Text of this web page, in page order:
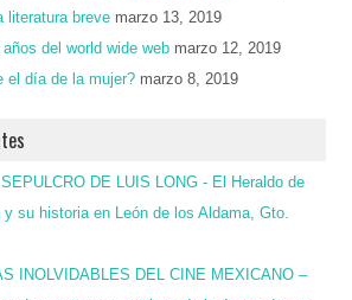
literatura breve marzo 13, 2019
del world wide web marzo 12, 2019
el día de la mujer? marzo 8, 2019
DE LUIS LONG - El Heraldo de
y su historia en León de los Aldama, Gto.
INOLVIDABLES DEL CINE MEXICANO –